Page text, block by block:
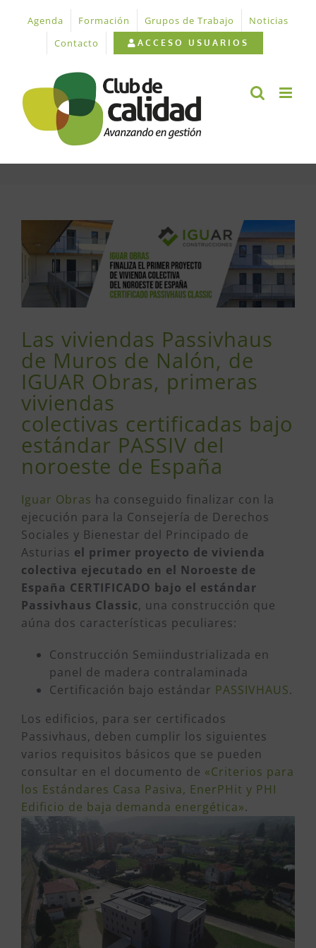
contenido
Agenda Formación Grupos de Trabajo
Noticias
Contacto
ACCESO USUARIOS
imagen
grande
Las viviendas Passivhaus
de Muros de Nalón, de
IGUAR Obras, primeras
viviendas
colectivas certificadas bajo
estándar PASSIV del
noroeste de España
Iguar Obras ha conseguido finalizar con la
ejecución para la Consejería de Derechos
Sociales y Bienestar del Principado de
Asturias el primer proyecto de vivienda
colectiva ejecutado en el Noroeste de
España CERTIFICADO bajo el estándar
Passivhaus Classic, una construcción que
aúna dos características peculiares:
Construcción Semiindustrializada en
panel de madera contralaminada
Certificación bajo estándar PASSIVHAUS.
Los edificios, para ser certificados
Passivhaus, deben cumplir los siguientes
varios requisitos básicos que se pueden
consultar en el documento de «Criterios para
los Estándares Casa Pasiva, EnerPHit y PHI
Edificio de baja demanda energética».